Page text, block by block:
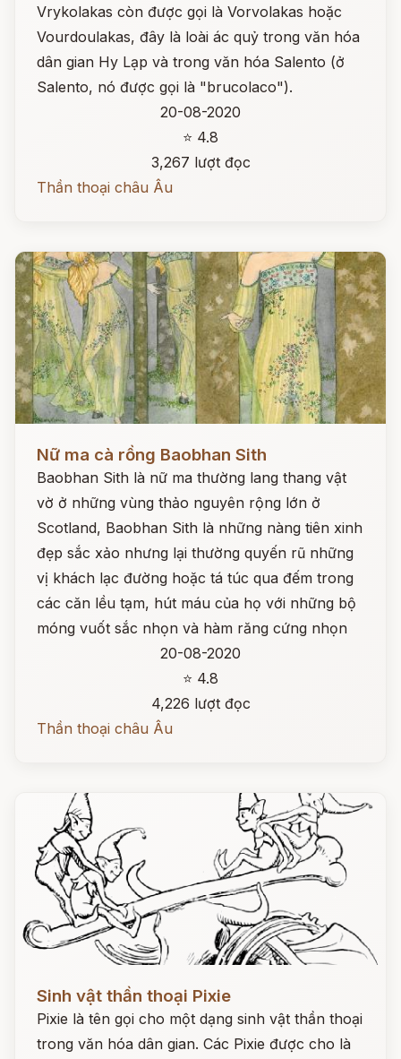
Vrykolakas còn được gọi là Vorvolakas hoặc
Vourdoulakas, đây là loài ác quỷ trong văn hóa
dân gian Hy Lạp và trong văn hóa Salento (ở
Salento, nó được gọi là "brucolaco").
20-08-2020
⭐ 4.8
3,267 lượt đọc
Thần thoại châu Âu
Nữ ma cà rồng Baobhan Sith
Baobhan Sith là nữ ma thường lang thang vật
vờ ở những vùng thảo nguyên rộng lớn ở
Scotland, Baobhan Sith là những nàng tiên xinh
đẹp sắc xảo nhưng lại thường quyến rũ những
vị khách lạc đường hoặc tá túc qua đếm trong
các căn lều tạm, hút máu của họ với những bộ
móng vuốt sắc nhọn và hàm răng cứng nhọn
20-08-2020
⭐ 4.8
4,226 lượt đọc
Thần thoại châu Âu
Sinh vật thần thoại Pixie
Pixie là tên gọi cho một dạng sinh vật thần thoại
trong văn hóa dân gian. Các Pixie được cho là